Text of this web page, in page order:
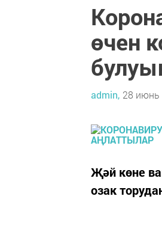
өчен
admin, 28 июнь
Җәй көне
озак